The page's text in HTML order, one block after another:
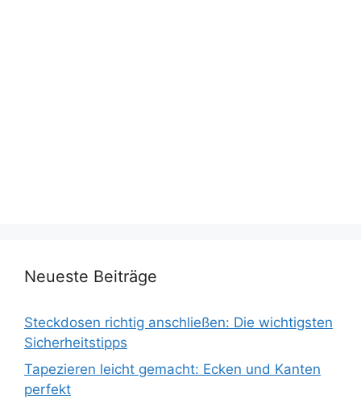
Neueste Beiträge
Steckdosen richtig anschließen: Die wichtigsten
Sicherheitstipps
Tapezieren leicht gemacht: Ecken und Kanten
perfekt